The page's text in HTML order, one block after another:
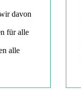
davon
für alle
alle